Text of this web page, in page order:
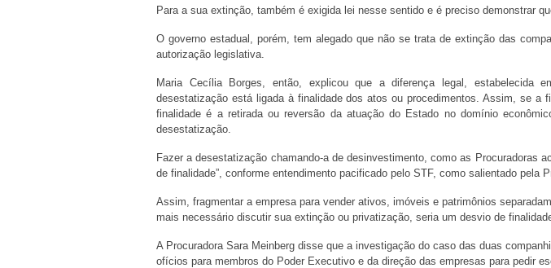
Para a sua extinção, também é exigida lei nesse sentido e é preciso demonstrar
O governo estadual, porém, tem alegado que não se trata de extinção das
autorização legislativa.
Maria Cecília Borges, então, explicou que a diferença legal, estabelecida
desestatização está ligada à finalidade dos atos ou procedimentos. Assim, se
finalidade é a retirada ou reversão da atuação do Estado no domínio
desestatização.
Fazer a desestatização chamando-a de desinvestimento, como as Procuradoras
de finalidade”, conforme entendimento pacificado pelo STF, como salientado pela
Assim, fragmentar a empresa para vender ativos, imóveis e patrimônios
mais necessário discutir sua extinção ou privatização, seria um desvio de
A Procuradora Sara Meinberg disse que a investigação do caso das duas
ofícios para membros do Poder Executivo e da direção das empresas para pedir